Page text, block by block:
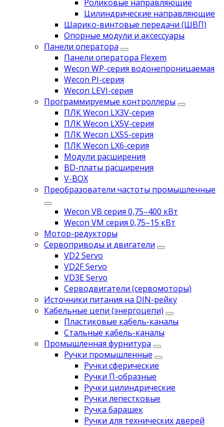
Роликовые направляющие
Цилиндрические направляющие
Шарико-винтовые передачи (ШВП)
Опорные модули и аксессуары
Панели оператора
Панели оператора Flexem
Wecon WP-серия водонепроницаемая
Wecon PI-серия
Wecon LEVI-серия
Программируемые контроллеры
ПЛК Wecon LX3V-серия
ПЛК Wecon LX5V-серия
ПЛК Wecon LX5S-серия
ПЛК Wecon LX6-серия
Модули расширения
BD-платы расширения
V-BOX
Преобразователи частоты промышленные
Wecon VB серия 0,75–400 кВт
Wecon VM серия 0,75–15 кВт
Мотор-редукторы
Сервоприводы и двигатели
VD2 Servo
VD2F Servo
VD3E Servo
Серводвигатели (сервомоторы)
Источники питания на DIN-рейку
Кабельные цепи (энергоцепи)
Пластиковые кабель-каналы
Стальные кабель-каналы
Промышленная фурнитура
Ручки промышленные
Ручки сферические
Ручки П-образные
Ручки цилиндрические
Ручки лепестковые
Ручка барашек
Ручки для технических дверей